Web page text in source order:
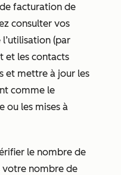
de facturation de
consulter vos
(par
et les contacts
et mettre à jour les
comme le
ou les mises à
le nombre de
votre nombre de